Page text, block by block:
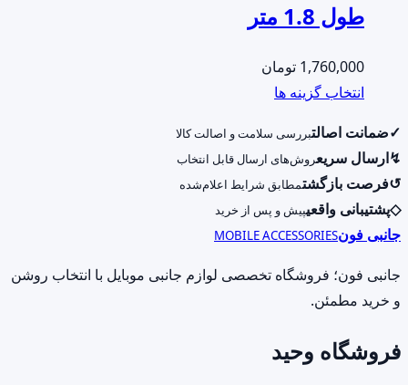
طول 1.8 متر
1,760,000 تومان
انتخاب گزینه ها
دارای
انواع
مختلفی
می
باشد.
گزینه
است
✓ضمانت اصالتبررسی سلامت و اصالت کالا
↯ارسال سریعروش‌های ارسال قابل انتخاب
↺فرصت بازگشتمطابق شرایط اعلام‌شده
◇پشتیبانی واقعیپیش و پس از خرید
جانبی فونMOBILE ACCESSORIES
جانبی فون؛ فروشگاه تخصصی لوازم جانبی موبایل با انتخاب روشن
و خرید مطمئن.
فروشگاه وحید